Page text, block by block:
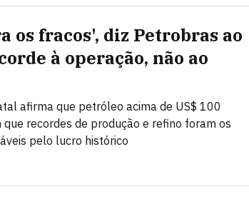
os fracos', diz Petrobras ao
à operação, não ao
afirma que petróleo acima de US$ 100
que recordes de produção e refino foram os
pelo lucro histórico